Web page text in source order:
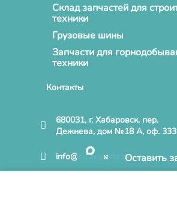
Склад запчастей для
техники
Грузовые шины
Запчасти для
техники
Контакты
680031, г. Хабаровск, пер.
Дежнева, дом №18 А, оф. 333
info@novusparts.ruОставить